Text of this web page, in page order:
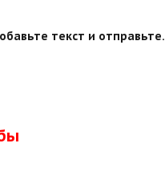
текст и отправьте.